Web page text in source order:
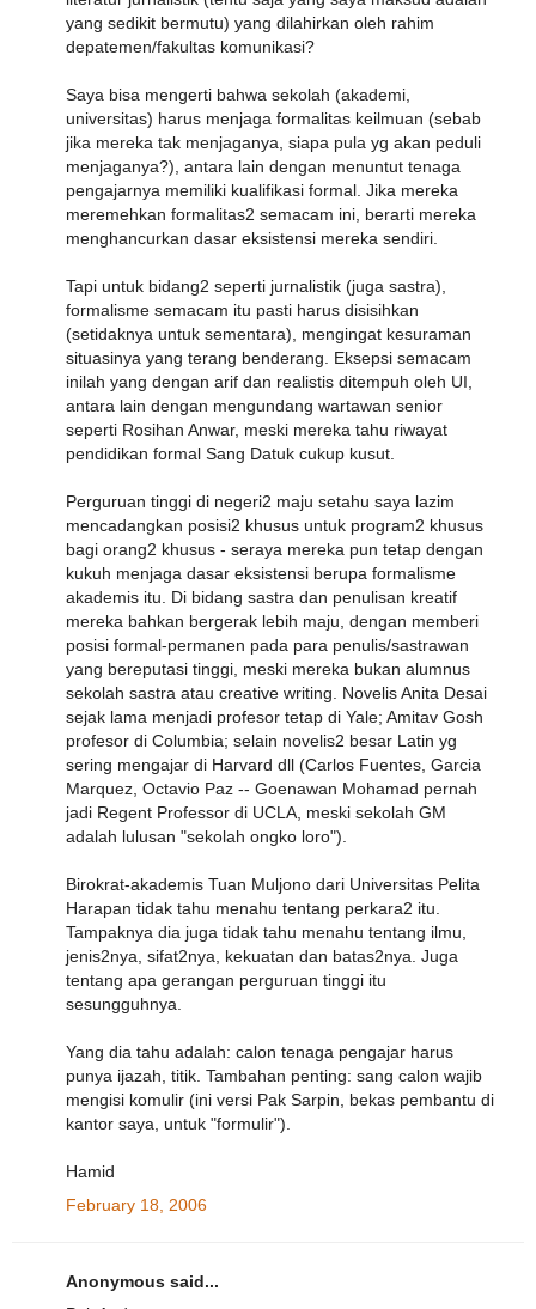
yang sedikit bermutu) yang dilahirkan oleh rahim
depatemen/fakultas komunikasi?
Saya bisa mengerti bahwa sekolah (akademi,
universitas) harus menjaga formalitas keilmuan (sebab
jika mereka tak menjaganya, siapa pula yg akan peduli
menjaganya?), antara lain dengan menuntut tenaga
pengajarnya memiliki kualifikasi formal. Jika mereka
meremehkan formalitas2 semacam ini, berarti mereka
menghancurkan dasar eksistensi mereka sendiri.
Tapi untuk bidang2 seperti jurnalistik (juga sastra),
formalisme semacam itu pasti harus disisihkan
(setidaknya untuk sementara), mengingat kesuraman
situasinya yang terang benderang. Eksepsi semacam
inilah yang dengan arif dan realistis ditempuh oleh UI,
antara lain dengan mengundang wartawan senior
seperti Rosihan Anwar, meski mereka tahu riwayat
pendidikan formal Sang Datuk cukup kusut.
Perguruan tinggi di negeri2 maju setahu saya lazim
mencadangkan posisi2 khusus untuk program2 khusus
bagi orang2 khusus - seraya mereka pun tetap dengan
kukuh menjaga dasar eksistensi berupa formalisme
akademis itu. Di bidang sastra dan penulisan kreatif
mereka bahkan bergerak lebih maju, dengan memberi
posisi formal-permanen pada para penulis/sastrawan
yang bereputasi tinggi, meski mereka bukan alumnus
sekolah sastra atau creative writing. Novelis Anita Desai
sejak lama menjadi profesor tetap di Yale; Amitav Gosh
profesor di Columbia; selain novelis2 besar Latin yg
sering mengajar di Harvard dll (Carlos Fuentes, Garcia
Marquez, Octavio Paz -- Goenawan Mohamad pernah
jadi Regent Professor di UCLA, meski sekolah GM
adalah lulusan "sekolah ongko loro").
Birokrat-akademis Tuan Muljono dari Universitas Pelita
Harapan tidak tahu menahu tentang perkara2 itu.
Tampaknya dia juga tidak tahu menahu tentang ilmu,
jenis2nya, sifat2nya, kekuatan dan batas2nya. Juga
tentang apa gerangan perguruan tinggi itu
sesungguhnya.
Yang dia tahu adalah: calon tenaga pengajar harus
punya ijazah, titik. Tambahan penting: sang calon wajib
mengisi komulir (ini versi Pak Sarpin, bekas pembantu di
kantor saya, untuk "formulir").
Hamid
February 18, 2006
Anonymous said...